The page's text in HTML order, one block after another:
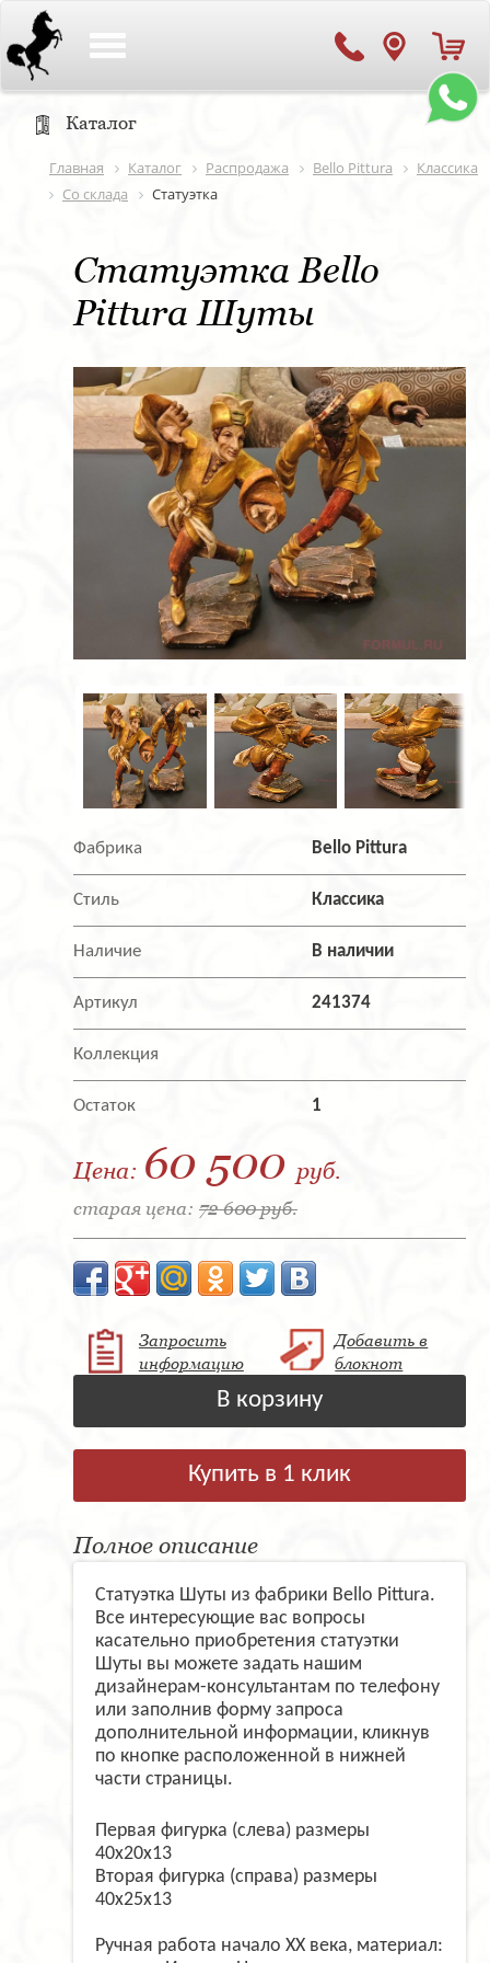
Каталог
Главная Каталог Распродажа Bello Pittura
Классика
Со склада
Статуэтка
Статуэтка Bello
Pittura Шуты
Фабрика Bello Pittura
Стиль Классика
Наличие В наличии
Артикул 241374
Коллекция
Остаток 1
Цена: 60 500 руб.
старая цена: 72 600 руб.
Запросить
информацию
Добавить в
блокнот
В корзину
Купить в 1 клик
Полное описание
Статуэтка Шуты из фабрики Bello Pittura.
Все интересующие вас вопросы
касательно приобретения статуэтки
Шуты вы можете задать нашим
дизайнерам-консультантам по телефону
или заполнив форму запроса
дополнительной информации, кликнув
по кнопке расположенной в нижней
части страницы.
Первая фигурка (слева) размеры
40х20х13
Вторая фигурка (справа) размеры
40х25х13
Ручная работа начало ХХ века, материал: